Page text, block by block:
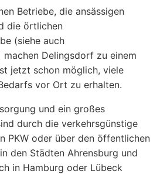
Betriebe, die ansässigen
die örtlichen
(siehe auch
machen Delingsdorf zu einem
jetzt schon möglich, viele
vor Ort zu erhalten.
und ein großes
durch die verkehrsgünstige
PKW oder über den öffentlichen
den Städten Ahrensburg und
in Hamburg oder Lübeck